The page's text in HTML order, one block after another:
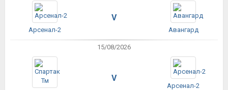
Арсенал-2
V
Авангард
15/08/2026
V
Арсенал-2